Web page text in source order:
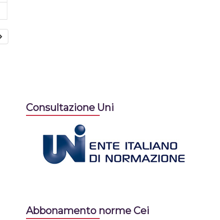
Consultazione Uni
Abbonamento norme Cei